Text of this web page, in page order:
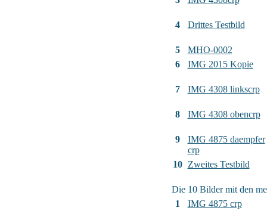
4 Drittes Testbild
5
MHO-0002
6
IMG 2015 Kopie
7 IMG 4308 linkscrp
8 IMG 4308 obencrp
9
IMG 4875 daempfer
crp
10 Zweites Testbild
Die 10 Bilder mit den
1
IMG 4875 crp